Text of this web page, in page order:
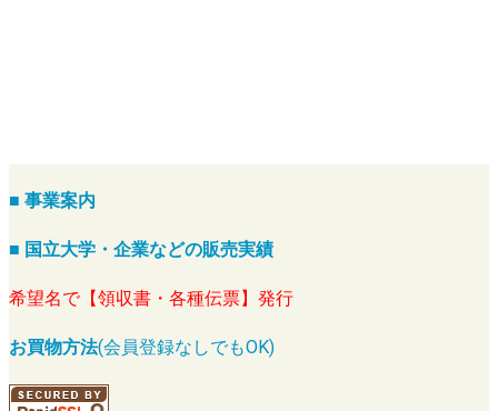
■ 事業案内
■ 国立大学・企業などの販売実績
希望名で【領収書・各種伝票】発行
お買物方法(会員登録なしでもOK)